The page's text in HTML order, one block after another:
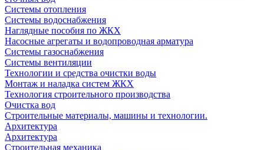
Системы отопления
Системы водоснабжения
Наглядные пособия по ЖКХ
Насосные агрегаты и водопроводная арматура
Системы газоснабжения
Системы вентиляции
Технологии и средства очистки воды
Монтаж и наладка систем ЖКХ
Технология строительного производства
Очистка вод
Строительные материалы, машины и технологии.
Архитектура
Архитектура
Cтроительная механика